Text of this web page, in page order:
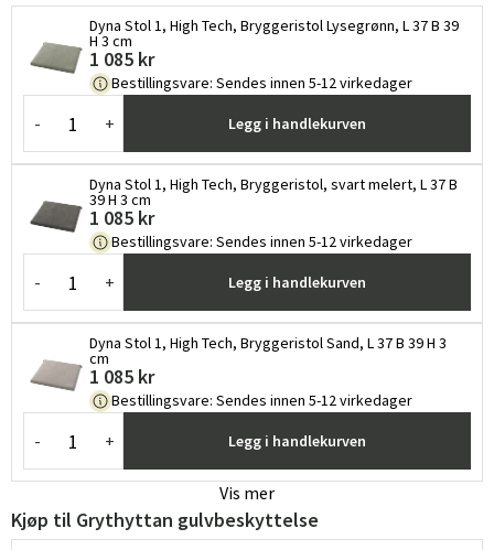
Dyna Stol 1, High Tech, Bryggeristol Lysegrønn, L 37 B 39
H 3 cm
1 085 kr
Bestillingsvare: Sendes innen 5-12 virkedager
- + Legg i handlekurven
Dyna Stol 1, High Tech, Bryggeristol, svart melert, L 37 B
39 H 3 cm
1 085 kr
Bestillingsvare: Sendes innen 5-12 virkedager
- + Legg i handlekurven
Dyna Stol 1, High Tech, Bryggeristol Sand, L 37 B 39 H 3
cm
1 085 kr
Bestillingsvare: Sendes innen 5-12 virkedager
- + Legg i handlekurven
Vis mer
Kjøp til Grythyttan gulvbeskyttelse